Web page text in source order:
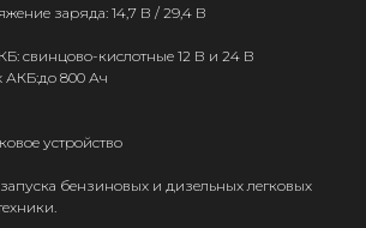
заряда: 14,7 В / 29,4 В
свинцово-кислотные 12 В и 24 В
АКБ:до 800 Ач
устройство
бензиновых и дизельных легковых